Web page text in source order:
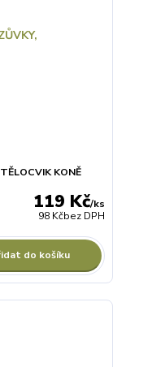
KONĚ
119 Kč/ks
98 Kčbez DPH
do košíku